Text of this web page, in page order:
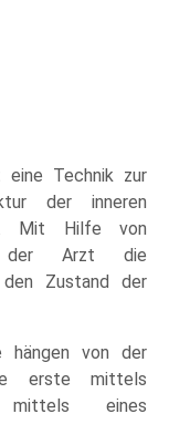
eine Technik zur
der inneren
Mit Hilfe von
der Arzt die
den Zustand der
von der
erste mittels
mittels eines